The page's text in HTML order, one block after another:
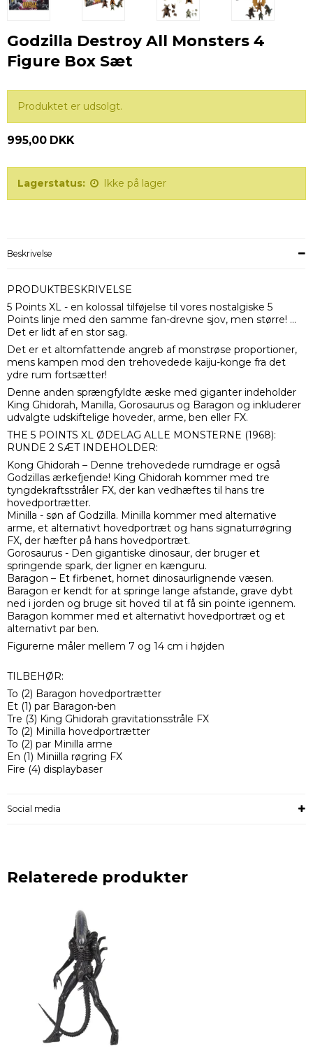
Godzilla Destroy All Monsters 4
Figure Box Sæt
Produktet er udsolgt.
995,00 DKK
Lagerstatus: Ikke på lager
Beskrivelse
PRODUKTBESKRIVELSE
5 Points XL - en kolossal tilføjelse til vores nostalgiske 5
Points linje med den samme fan-drevne sjov, men større! …
Det er lidt af en stor sag.
Det er et altomfattende angreb af monstrøse proportioner,
mens kampen mod den trehovedede kaiju-konge fra det
ydre rum fortsætter!
Denne anden sprængfyldte æske med giganter indeholder
King Ghidorah, Manilla, Gorosaurus og Baragon og inkluderer
udvalgte udskiftelige hoveder, arme, ben eller FX.
THE 5 POINTS XL ØDELAG ALLE MONSTERNE (1968):
RUNDE 2 SÆT INDEHOLDER:
Kong Ghidorah – Denne trehovedede rumdrage er også
Godzillas ærkefjende! King Ghidorah kommer med tre
tyngdekraftsstråler FX, der kan vedhæftes til hans tre
hovedportrætter.
Minilla - søn af Godzilla. Minilla kommer med alternative
arme, et alternativt hovedportræt og hans signaturrøgring
FX, der hæfter på hans hovedportræt.
Gorosaurus - Den gigantiske dinosaur, der bruger et
springende spark, der ligner en kænguru.
Baragon – Et firbenet, hornet dinosaurlignende væsen.
Baragon er kendt for at springe lange afstande, grave dybt
ned i jorden og bruge sit hoved til at få sin pointe igennem.
Baragon kommer med et alternativt hovedportræt og et
alternativt par ben.
Figurerne måler mellem 7 og 14 cm i højden
TILBEHØR:
To (2) Baragon hovedportrætter
Et (1) par Baragon-ben
Tre (3) King Ghidorah gravitationsstråle FX
To (2) Minilla hovedportrætter
To (2) par Minilla arme
En (1) Miniilla røgring FX
Fire (4) displaybaser
Social media
Relaterede produkter